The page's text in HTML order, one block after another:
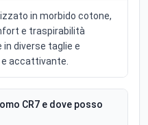
in morbido cotone,
e traspirabilità
in diverse taglie e
accattivante.
CR7 e dove posso